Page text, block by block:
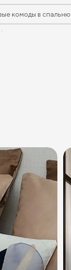
комоды в спальню
комоды в спальню